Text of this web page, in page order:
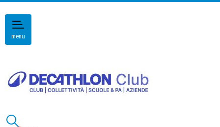
menu